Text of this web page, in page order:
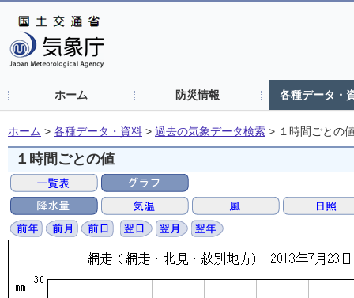
ホーム 防災情報 各種データ・
ホーム > 各種データ・資料 > 過去の気象データ検索 > １時間ごとの
１時間ごとの値